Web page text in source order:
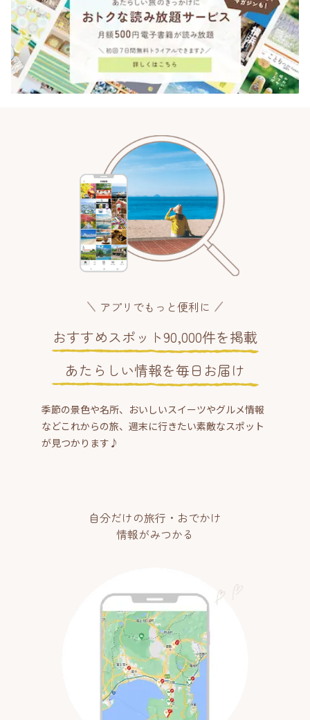
アプリでもっと便利に
おすすめスポット90,000件を掲載
あたらしい情報を毎日お届け
季節の景色や名所、おいしいスイーツやグルメ情報
などこれからの旅、週末に行きたい素敵なスポット
が見つかります♪
自分だけの旅行・おでかけ
情報がみつかる